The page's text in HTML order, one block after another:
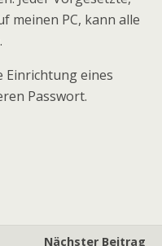
meinen PC, kann alle
Einrichtung eines
Passwort.
Nächster Beitrag